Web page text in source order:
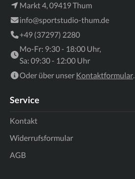
Markt 4, 09419 Thum
info@sportstudio-thum.de
+49 (37297) 2280
Mo-Fr: 9:30 - 18:00 Uhr,
Sa: 09:30 - 12:00 Uhr
Oder über unser Kontaktformular.
Service
Kontakt
Widerrufsformular
AGB